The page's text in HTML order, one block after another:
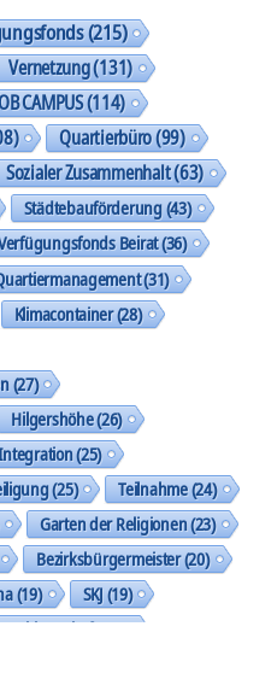
(215)
Vernetzung(131)
CAMPUS(114)
Quartierbüro(99)
Sozialer Zusammenhalt(63)
Städtebauförderung(43)
Beirat(36)
(31)
Klimacontainer(28)
(27)
Hilgershöhe(26)
(25)
(25) Teilnahme(24)
Garten der Religionen(23)
Bezirksbürgermeister(20)
(19) SKJ(19)
Nachbarschaft(19)